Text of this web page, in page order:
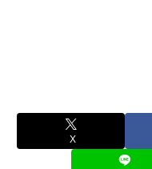
X